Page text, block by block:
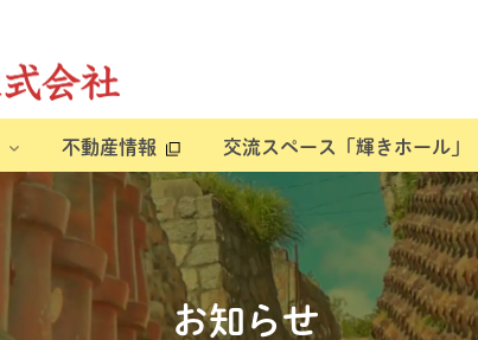
不動産情報 交流スペース「輝きホール」
お知らせ